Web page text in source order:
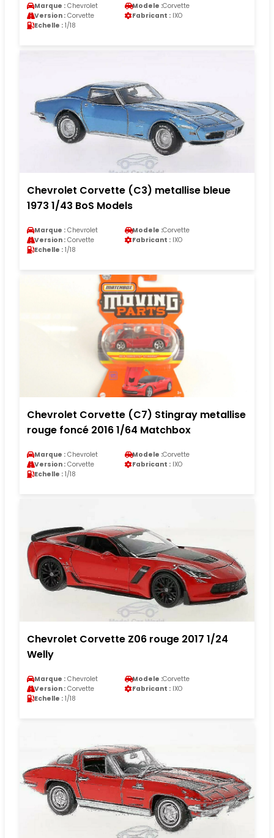
Marque : Chevrolet Modele :Corvette
Version : Corvette Fabricant : IXO
Echelle : 1/18
Chevrolet Corvette (C3) metallise bleue
1973 1/43 BoS Models
Marque : Chevrolet Modele :Corvette
Version : Corvette Fabricant : IXO
Echelle : 1/18
Chevrolet Corvette (C7) Stingray metallise
rouge foncé 2016 1/64 Matchbox
Marque : Chevrolet Modele :Corvette
Version : Corvette Fabricant : IXO
Echelle : 1/18
Chevrolet Corvette Z06 rouge 2017 1/24
Welly
Marque : Chevrolet Modele :Corvette
Version : Corvette Fabricant : IXO
Echelle : 1/18